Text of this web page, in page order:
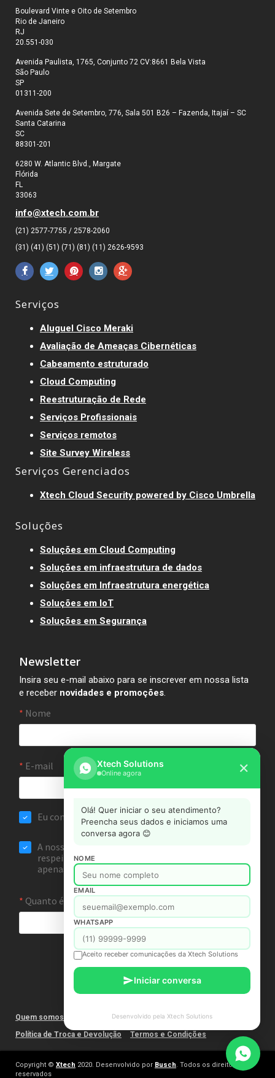
Boulevard Vinte e Oito de Setembro
Rio de Janeiro
RJ
20.551-030
Avenida Paulista, 1765, Conjunto 72 CV:8661 Bela Vista
São Paulo
SP
01311-200
Avenida Sete de Setembro, 776, Sala 501 B26 – Fazenda, Itajaí – SC
Santa Catarina
SC
88301-201
6280 W. Atlantic Blvd., Margate
Flórida
FL
33063
info@xtech.com.br
(21) 2577-7755 / 2578-2060
(31) (41) (51) (71) (81) (11) 2626-9593
Serviços
Aluguel Cisco Meraki
Avaliação de Ameaças Cibernéticas
Cabeamento estruturado
Cloud Computing
Reestruturação de Rede
Serviços Profissionais
Serviços remotos
Site Survey Wireless
Serviços Gerenciados
Xtech Cloud Security powered by Cisco Umbrella
Soluções
Soluções em Cloud Computing
Soluções em infraestrutura de dados
Soluções em Infraestrutura energética
Soluções em IoT
Soluções em Segurança
Newsletter
Insira seu e-mail abaixo para se inscrever em nossa lista
e receber novidades e promoções.
Quem somos Fale Conosco
Política de Privacidade
Política de Troca e Devolução
Termos e Condições
Copyright © Xtech 2020. Desenvolvido por Busch. Todos os direitos
reservados
Xtech Solutions
Online agora ✕
Olá! Quer iniciar o seu atendimento?
Preencha seus dados e iniciamos uma
conversa agora 😊
NOME
EMAIL
WHATSAPP
Aceito receber comunicações da Xtech Solutions
Iniciar conversa
Desenvolvido pela Xtech Solutions